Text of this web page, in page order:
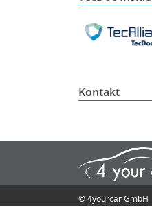
Kontakt
© 4yourcar GmbH